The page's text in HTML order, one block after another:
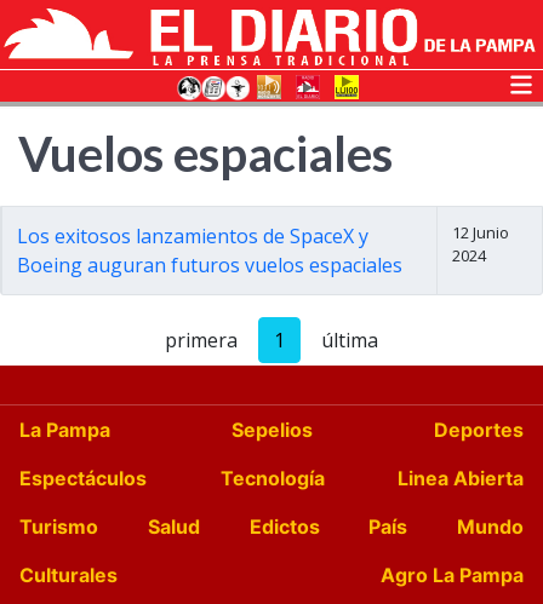
Vuelos espaciales
Los exitosos lanzamientos de SpaceX y
Boeing auguran futuros vuelos espaciales
12 Junio
2024
primera 1 última
La Pampa Sepelios
Deportes
Espectáculos
Tecnología
Linea Abierta
Turismo
Salud Edictos País
Mundo
Culturales
Agro La Pampa